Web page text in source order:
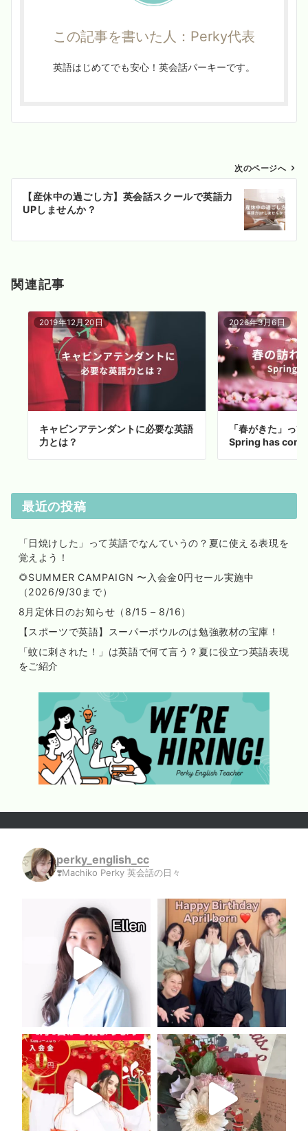
この記事を書いた人：Perky代表
英語はじめてでも安心！英会話パーキーです。
稿
ョ
次のページへ
【産休中の過ごし方】英会話スクールで英語力
UPしませんか？
関連記事
2019年12月20日
キャビンアテンダントに必要な英語
力とは？
2026年3月6日
「春がきた」っ
Spring has
最近の投稿
「日焼けした」って英語でなんていうの？夏に使える表現を
覚えよう！
🌻SUMMER CAMPAIGN 〜入会金0円セール実施中
（2026/9/30まで）
8月定休日のお知らせ（8/15 – 8/16）
【スポーツで英語】スーパーボウルのは勉強教材の宝庫！
「蚊に刺された！」は英語で何て言う？夏に役立つ英語表現
をご紹介
perky_english_cc
❣️Machiko Perky 英会話の日々